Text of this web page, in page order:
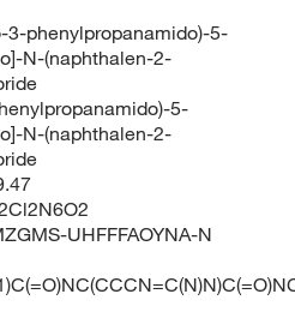
3-phenylpropanamido)-5-
N-(naphthalen-2-
5-
N-(naphthalen-2-
UHFFFAOYNA-N